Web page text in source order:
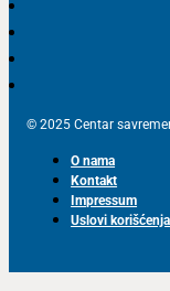
© 2025 Centar
O nama
Kontakt
Impressum
Uslovi korišćenja